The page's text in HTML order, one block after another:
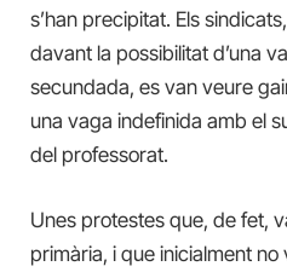
s’han precipitat. Els
davant la possibilitat d’una
secundada, es van veure
una vaga indefinida amb el
del professorat.
Unes protestes que, de fet,
primària, i que inicialment